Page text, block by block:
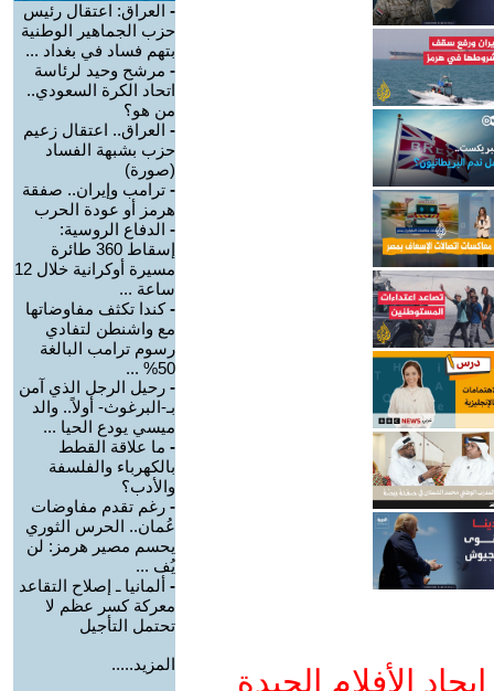
الأفلام الجيدة
- العراق: اعتقال رئيس
حزب الجماهير الوطنية
بتهم فساد في بغداد ...
- مرشح وحيد لرئاسة
اتحاد الكرة السعودي..
من هو؟
- العراق.. اعتقال زعيم
حزب بشبهة الفساد
(صورة)
- ترامب وإيران.. صفقة
هرمز أو عودة الحرب
- الدفاع الروسية:
إسقاط 360 طائرة
مسيرة أوكرانية خلال 12
ساعة ...
-كندا تكثف مفاوضاتها
مع واشنطن لتفادي
رسوم ترامب البالغة
50% ...
- رحيل الرجل الذي آمن
بـ-البرغوث- أولاً.. والد
ميسي يودع الحيا ...
- ما علاقة القطط
بالكهرباء والفلسفة
والأدب؟
- رغم تقدم مفاوضات
عُمان.. الحرس الثوري
يحسم مصير هرمز: لن
يُف ...
- ألمانيا ـ إصلاح التقاعد
معركة كسر عظم لا
تحتمل التأجيل
المزيد.....